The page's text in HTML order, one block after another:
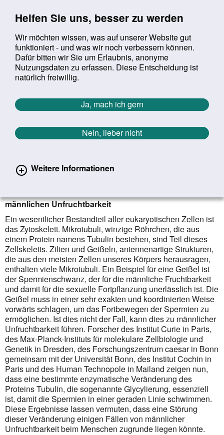
Helfen Sie uns, besser zu werden
Wir möchten wissen, was auf unserer Website gut
funktioniert - und was wir noch verbessern können.
Dafür bitten wir Sie um Erlaubnis, anonyme
Nutzungsdaten zu erfassen. Diese Entscheidung ist
natürlich freiwillig.
Ja, mach ich gern
Nein, lieber nicht
Weitere Informationen
Suchbegriff:
Sie befinden sich hier:
Startseite Aktuelles Aktuelle Meldungen
Aktuelle Meldungen
Zurück zur Übersicht erster
vorheriger
1404/1627
Spermien auf dem richtigen Weg
männlichen Unfruchtbarkeit
Ein wesentlicher Bestandteil aller eukaryotischen Zellen ist
das Zytoskelett. Mikrotubuli, winzige Röhrchen, die aus
einem Protein namens Tubulin bestehen, sind Teil dieses
Zellskeletts. Zilien und Geißeln, antennenartige Strukturen,
die aus den meisten Zellen unseres Körpers herausragen,
enthalten viele Mikrotubuli. Ein Beispiel für eine Geißel ist
der Spermienschwanz, der für die männliche Fruchtbarkeit
und damit für die sexuelle Fortpflanzung unerlässlich ist. Die
Geißel muss in einer sehr exakten und koordinierten Weise
vorwärts schlagen, um das Fortbewegen der Spermien zu
ermöglichen. Ist dies nicht der Fall, kann dies zu männlicher
Unfruchtbarkeit führen. Forscher des Institut Curie in Paris,
des Max-Planck-Instituts für molekulare Zellbiologie und
Genetik in Dresden, des Forschungszentrum caesar in Bonn
gemeinsam mit der Universität Bonn, des Institut Cochin in
Paris und des Human Technopole in Mailand zeigen nun,
dass eine bestimmte enzymatische Veränderung des
Proteins Tubulin, die sogenannte Glycylierung, essenziell
ist, damit die Spermien in einer geraden Linie schwimmen.
Diese Ergebnisse lassen vermuten, dass eine Störung
dieser Veränderung einigen Fällen von männlicher
Unfruchtbarkeit beim Menschen zugrunde liegen könnte.